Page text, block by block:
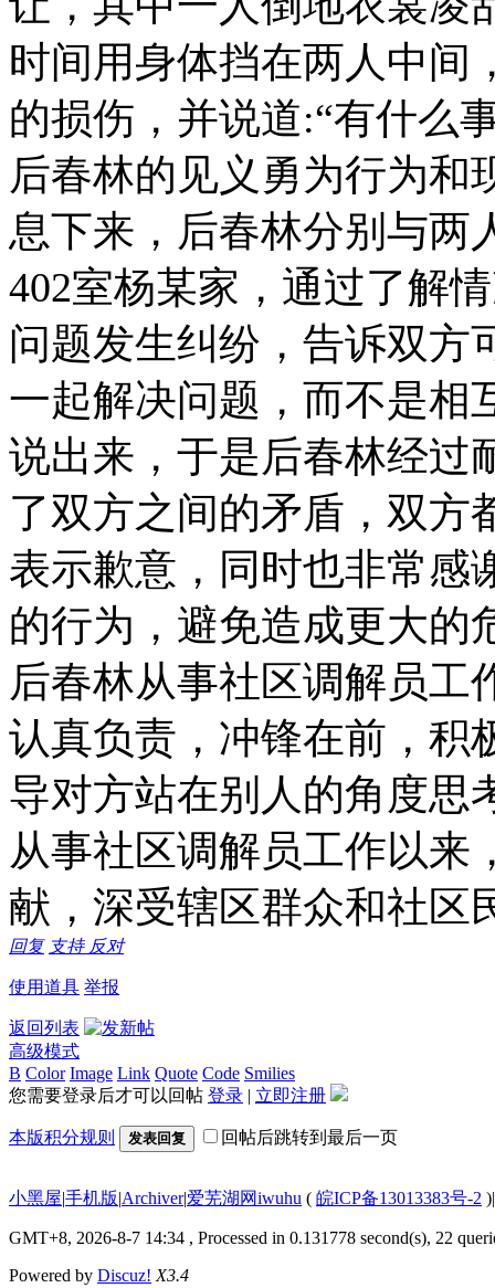
时间用身体挡在两人中间
的损伤，并说道:“有什么
后春林的见义勇为行为和
息下来，后春林分别与两
402室杨某家，通过了解
问题发生纠纷，告诉双方
一起解决问题，而不是相
说出来，于是后春林经过
了双方之间的矛盾，双方
表示歉意，同时也非常感
的行为，避免造成更大的
后春林从事社区调解员工
认真负责，冲锋在前，积
导对方站在别人的角度思
从事社区调解员工作以来
献，深受辖区群众和社区
回复 支持 反对
使用道具 举报
返回列表
高级模式
B Color Image Link Quote Code Smilies
您需要登录后才可以回帖 登录 | 立即注册
本版积分规则 发表回复 回帖后跳转到最后一页
小黑屋|手机版|Archiver|爱芜湖网iwuhu ( 皖ICP备13013383号-2 )|
GMT+8, 2026-8-7 14:34 , Processed in 0.131778 second(s), 22
Powered by Discuz! X3.4